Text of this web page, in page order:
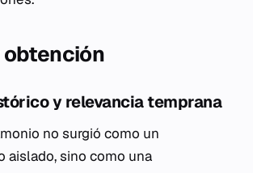
obtención
y relevancia temprana
no surgió como un
aislado, sino como una